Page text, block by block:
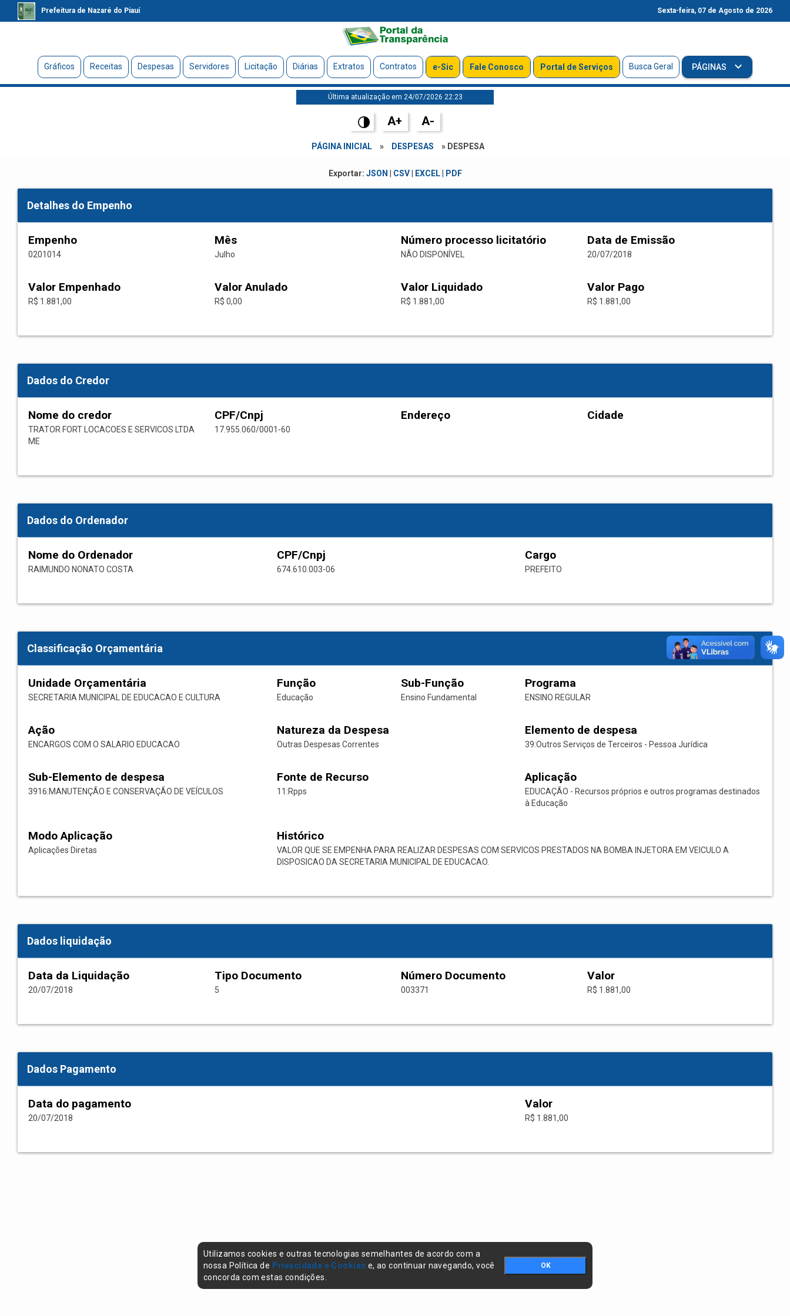
Prefeitura de Nazaré do Piauí Sexta-feira, 07 de Agosto de 2026
Gráficos Receitas Despesas Servidores Licitação Diárias Extratos Contratos e-Sic Fale Conosco Portal de Serviços Busca Geral PÁGINAS
Última atualização em 24/07/2026 22:23
A+ A-
PÁGINA INICIAL » DESPESAS » DESPESA
Exportar: JSON CSV| EXCEL| PDF
Detalhes do Empenho
Empenho
0201014
Mês
Julho
Número processo licitatório
NÃO DISPONÍVEL
Data de Emissão
20/07/2018
Valor Empenhado
R$ 1.881,00
Valor Anulado
R$ 0,00
Valor Liquidado
R$ 1.881,00
Valor Pago
R$ 1.881,00
Dados do Credor
Nome do credor
TRATOR FORT LOCACOES E SERVICOS LTDA
ME
CPF/Cnpj
17.955.060/0001-60
Endereço Cidade
Dados do Ordenador
Nome do Ordenador
RAIMUNDO NONATO COSTA
CPF/Cnpj
674.610.003-06
Cargo
PREFEITO
Classificação Orçamentária
Unidade Orçamentária
SECRETARIA MUNICIPAL DE EDUCACAO E CULTURA
Função
Educação
Sub-Função
Ensino Fundamental
Programa
ENSINO REGULAR
Ação
ENCARGOS COM O SALARIO EDUCACAO
Natureza da Despesa
Outras Despesas Correntes
Elemento de despesa
39:Outros Serviços de Terceiros - Pessoa Jurídica
Sub-Elemento de despesa
3916:MANUTENÇÃO E CONSERVAÇÃO DE VEÍCULOS
Fonte de Recurso
11:Rpps
Aplicação
EDUCAÇÃO - Recursos próprios e outros programas destinados
à Educação
Modo Aplicação
Aplicações Diretas
Histórico
VALOR QUE SE EMPENHA PARA REALIZAR DESPESAS COM SERVICOS PRESTADOS NA BOMBA INJETORA EM VEICULO A
DISPOSICAO DA SECRETARIA MUNICIPAL DE EDUCACAO.
Dados liquidação
Data da Liquidação
20/07/2018
Tipo Documento
5
Número Documento
003371
Valor
R$ 1.881,00
Dados Pagamento
Data do pagamento
20/07/2018
Valor
R$ 1.881,00
Utilizamos cookies e outras tecnologias semelhantes de acordo com a
nossa Política de Privacidade e Cookies e, ao continuar navegando, você
concorda com estas condições.
OK